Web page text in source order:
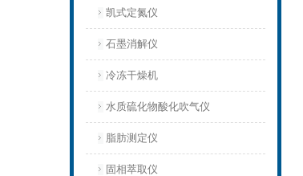
凯式定氮仪
石墨消解仪
冷冻干燥机
水质硫化物酸化吹气仪
脂肪测定仪
固相萃取仪